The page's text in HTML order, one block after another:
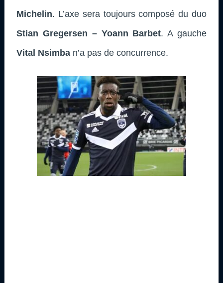
Michelin. L’axe sera toujours composé du duo
Stian Gregersen – Yoann Barbet. A gauche
Vital Nsimba n’a pas de concurrence.